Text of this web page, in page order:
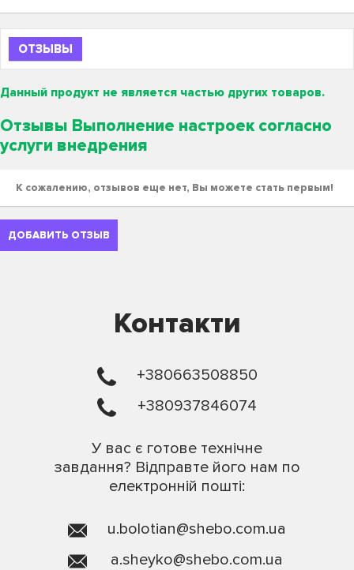
ОТЗЫВЫ
Данный продукт не является частью других товаров.
Отзывы Выполнение настроек согласно
услуги внедрения
К сожалению, отзывов еще нет, Вы можете стать первым!
ДОБАВИТЬ ОТЗЫВ
Контакти
+380663508850
+380937846074
У вас є готове технічне
завдання? Відправте його нам по
електронній пошті:
u.bolotian@shebo.com.ua
a.sheyko@shebo.com.ua